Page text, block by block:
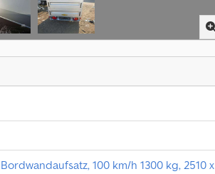
100 km/h 1300 kg, 2510 x